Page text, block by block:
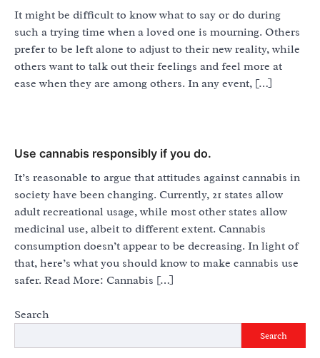
It might be difficult to know what to say or do during
such a trying time when a loved one is mourning. Others
prefer to be left alone to adjust to their new reality, while
others want to talk out their feelings and feel more at
ease when they are among others. In any event, […]
Use cannabis responsibly if you do.
It’s reasonable to argue that attitudes against cannabis in
society have been changing. Currently, 21 states allow
adult recreational usage, while most other states allow
medicinal use, albeit to different extent. Cannabis
consumption doesn’t appear to be decreasing. In light of
that, here’s what you should know to make cannabis use
safer. Read More: Cannabis […]
Search
Search